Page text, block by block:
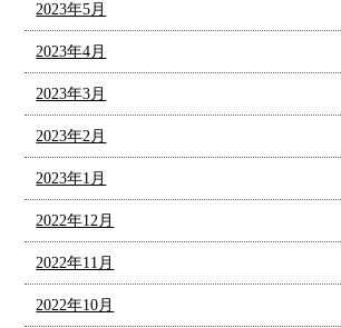
2023年5月
2023年4月
2023年3月
2023年2月
2023年1月
2022年12月
2022年11月
2022年10月